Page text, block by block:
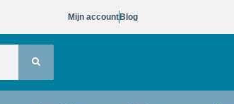
Mijn account Blog